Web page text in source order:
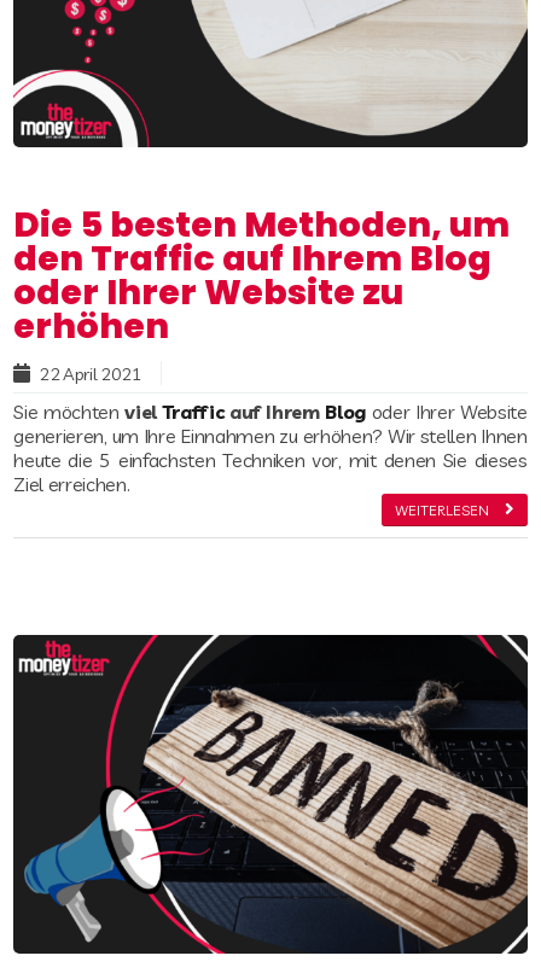
Die 5 besten Methoden, um
den Traffic auf Ihrem Blog
oder Ihrer Website zu
erhöhen
22 April 2021
Sie möchtenvielTrafficauf Ihrem Blog oder Ihrer Website
generieren, um Ihre Einnahmen zu erhöhen? Wir stellen Ihnen
heute die 5 einfachsten Techniken vor, mit denen Sie dieses
Ziel erreichen.
WEITERLESEN